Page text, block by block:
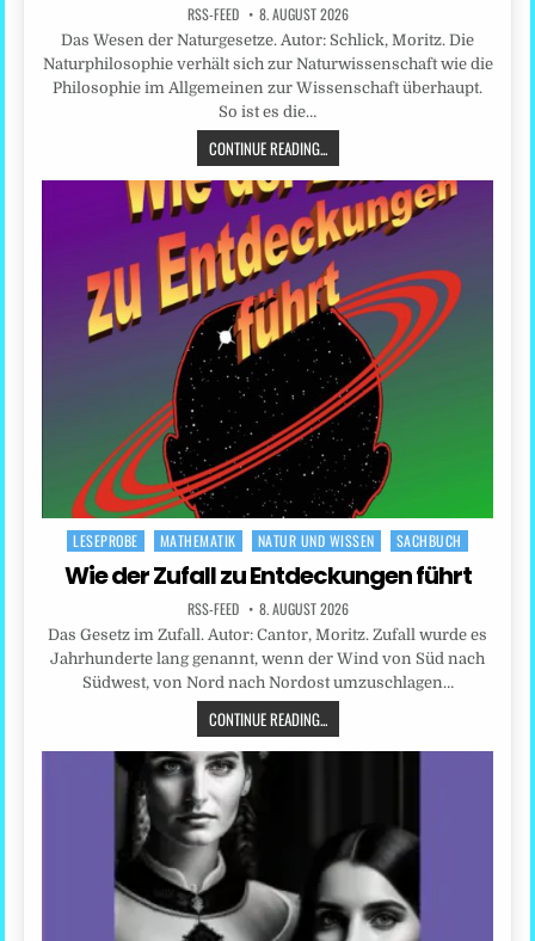
RSS-FEED 8. AUGUST 2026
Das Wesen der Naturgesetze. Autor: Schlick, Moritz. Die
Naturphilosophie verhält sich zur Naturwissenschaft wie die
Philosophie im Allgemeinen zur Wissenschaft überhaupt.
So ist es die…
CONTINUE READING...
Posted
in
LESEPROBE MATHEMATIK NATUR UND WISSEN SACHBUCH
Wie der Zufall zu Entdeckungen führt
RSS-FEED 8. AUGUST 2026
Das Gesetz im Zufall. Autor: Cantor, Moritz. Zufall wurde es
Jahrhunderte lang genannt, wenn der Wind von Süd nach
Südwest, von Nord nach Nordost umzuschlagen…
CONTINUE READING...